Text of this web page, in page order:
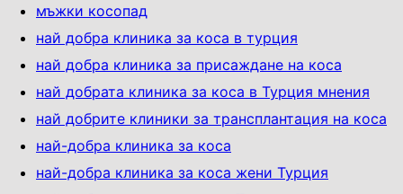
мъжки косопад
най добра клиника за коса в турция
най добра клиника за присаждане на коса
най добрата клиника за коса в Турция мнения
най добрите клиники за трансплантация на коса
най-добра клиника за коса
най-добра клиника за коса жени Турция